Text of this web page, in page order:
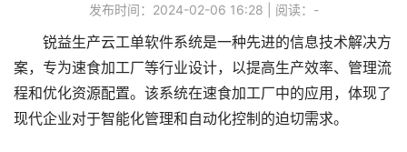
发布时间：2024-02-06 16:28 阅读： -
锐益生产云工单软件系统是一种先进的信息技术解决方
案，专为速食加工厂等行业设计，以提高生产效率、管理流
程和优化资源配置。该系统在速食加工厂中的应用，体现了
现代企业对于智能化管理和自动化控制的迫切需求。